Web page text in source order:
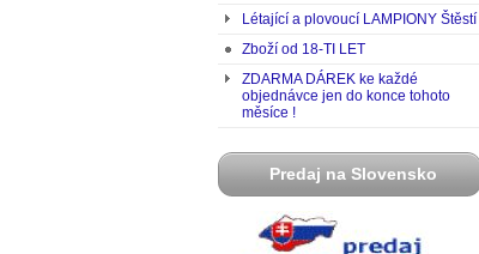
Létající a plovoucí LAMPIONY Štěstí
Zboží od 18-TI LET
ZDARMA DÁREK ke každé
objednávce jen do konce tohoto
měsíce !
Predaj na Slovensko